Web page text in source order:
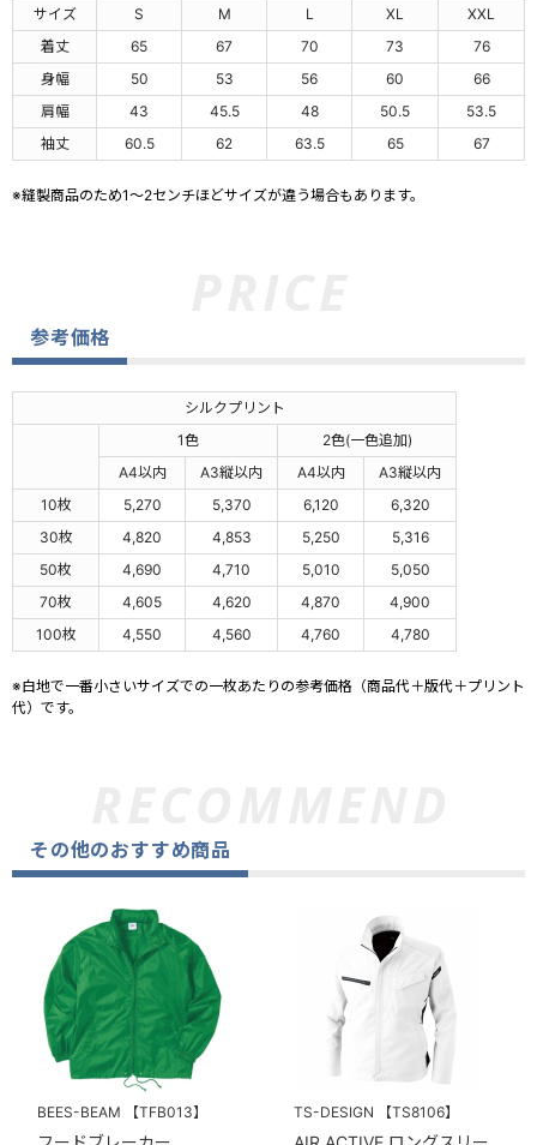
サイズ
S M L XL
XXL
着丈
65 67 70 73
76
身幅
50 53 56 60
66
肩幅
43 45.5 48 50.5
53.5
袖丈
60.5 62 63.5 65 67
※縫製商品のため1～2センチほどサイズが違う場合もあります。
参考価格
シルクプリント
1色
2色(一色追加)
A4以内
A3縦以内 A4以内
A3縦以内
10枚
5,270 5,370 6,120
6,320
30枚
4,820 4,853 5,250
5,316
50枚
4,690 4,710 5,010
5,050
70枚
4,605 4,620 4,870
4,900
100枚
4,550 4,560 4,760 4,780
※白地で一番小さいサイズでの一枚あたりの参考価格（商品代＋版代＋プリント
代）です。
その他のおすすめ商品
BEES-BEAM 【TFB013】 TS-DESIGN 【TS8106】